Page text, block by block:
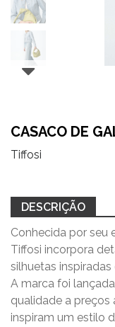
CASACO DE
Tiffosi
DESCRIÇÃO
Conhecida por seu
Tiffosi incorpora
silhuetas
A marca foi
qualidade a preços
inspiram um estilo